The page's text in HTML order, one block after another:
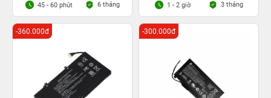
45 - 60 phút 6 tháng 1 - 2 giờ 3 tháng
-360.000đ -300.000đ